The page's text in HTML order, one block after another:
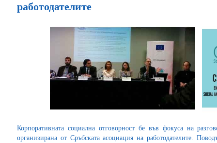
работодателите
Корпоративната социална отговорност бе във фокуса на
организирана от Сръбската асоциация на работодателите.